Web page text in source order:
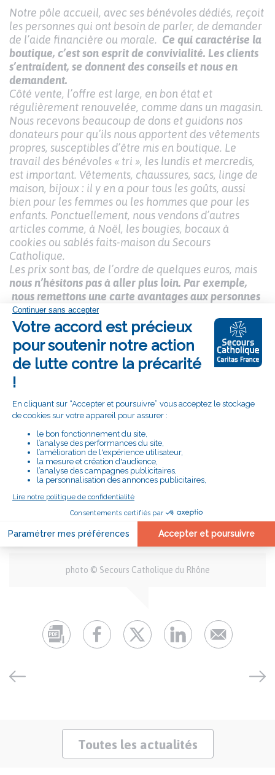
Notre pôle accueil, avec ses bénévoles dédiés, reçoit
les personnes qui ont besoin de parler, de demander
de l’aide financière ou morale. Ce qui caractérise la
boutique, c’est son esprit de convivialité. Les clients
s’entraident, se donnent des conseils et nous en
demandent.
Côté vente, l’offre est large, en bon état et
régulièrement renouvelée, comme dans un magasin.
Nous recevons beaucoup de dons et guidons nos
donateurs pour qu’ils nous apportent des vêtements
propres, susceptibles d’être mis en boutique. Le
travail des bénévoles « tri », les lundis et mercredis,
est important. Vêtements, chaussures, sacs, linge de
maison, bijoux : il y en a pour tous les goûts, aussi
bien pour les femmes ou les hommes que pour les
enfants. Ponctuellement, nous vendons d’autres
articles comme, à Noël, les bougies, bocaux à
cookies ou sablés faits-maison du Secours
Catholique.
Les prix sont bas, de l’ordre de quelques euros, mais
nous n’hésitons pas à aller plus loin. Par exemple,
nous remettons une carte avantages aux personnes
en situation de précarité en lien avec notre accueil
et nous pratiquons les soldes « officielles » d’hiver et
d’été.Les prix chutent alors de 50%. Quand cela est
nécessaire, pour des personnes sans aucune
ressource, nous faisons un vestiaire gratuit. En fin de
saison , tout ce qui n’a pas été vendu est récupéré
par une association.
En juin 2025, nous avons organisé une journée
portes-ouvertes festive. Ce fut un beau moment et
une occasion de nous faire connaître des Craponnois
Ce qui nous motive, c’est de faciliter et égayer
des quotidiens difficiles, à l’écoute des
personnes, mais aussi d’être en équipe : une
équipe complémentaire et engagée, toujours
prête à aller de l’avant.»
photo © Secours Catholique du Rhône
Toutes les actualités